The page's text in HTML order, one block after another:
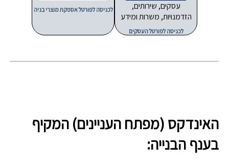
עסקים, שירותים,
הזדמנויות, משרות ומידע
לכניסה לפורטל העסקים
לכניסה לפורטל אספקת מוצרי בניה
האינדקס (מפתח העניינים) המקיף
בענף הבנייה: